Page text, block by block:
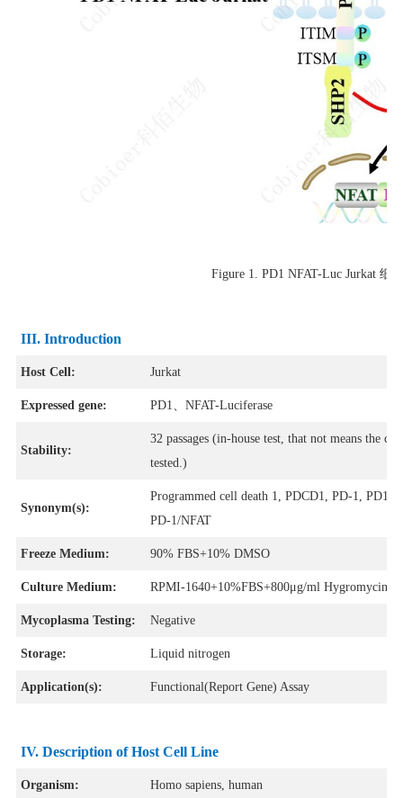
Figure 1.PD1 NFAT-Luc Jurkat 细
III. Introduction
Host Cell: Jurkat
Expressed gene: PD1、NFAT-Luciferase
Stability:
32 passages (in-house test, that not means the
tested.)
Synonym(s):
Programmed cell death 1, PDCD1, PD-1,
PD-1/NFAT
Freeze Medium: 90% FBS+10% DMSO
Culture Medium: RPMI-1640+10%FBS+800μg/ml Hygromycin
Mycoplasma Testing: Negative
Storage: Liquid nitrogen
Application(s): Functional(Report Gene) Assay
IV. Description of Host Cell Line
Organism: Homo sapiens, human